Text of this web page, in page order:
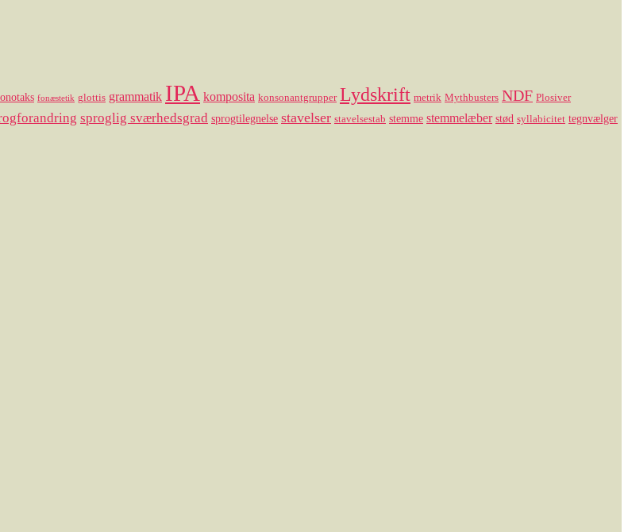
fonæstetik glottis grammatik IPA komposita konsonantgrupper Lydskrift metrik Mythbusters NDF Plosiver
sproglig sværhedsgrad sprogtilegnelse stavelser stavelsestab stemme stemmelæber stød syllabicitet tegnvælger